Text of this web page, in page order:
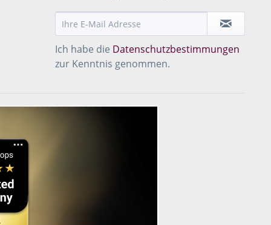
Ich habe die Datenschutzbestimmungen
zur Kenntnis genommen.